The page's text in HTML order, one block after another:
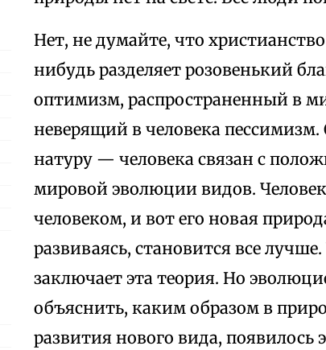
Нет, не думайте, что
нибудь разделяет розовенький
оптимизм, распространенный в
неверящий в человека
натуру — человека связан с
мировой эволюции видов.
человеком, и вот его новая
развиваясь, становится все
заключает эта теория. Но
объяснить, каким образом в
развития нового вида, появилось